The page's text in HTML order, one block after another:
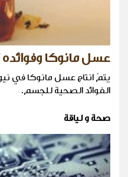
عسل مانوكا
يتمّ انتاج عسل مانوكا في
الفوائد الصحية للجسم.
صحة و لياقة